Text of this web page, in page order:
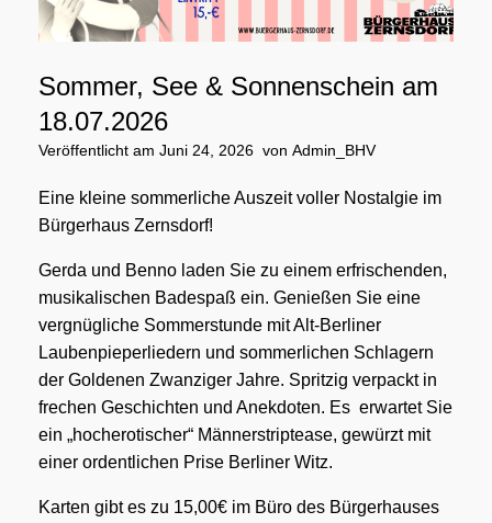
Sommer, See & Sonnenschein am
18.07.2026
Veröffentlicht am Juni 24, 2026 von Admin_BHV
Eine kleine sommerliche Auszeit voller Nostalgie im
Bürgerhaus Zernsdorf!
Gerda und Benno laden Sie zu einem erfrischenden,
musikalischen Badespaß ein. Genießen Sie eine
vergnügliche Sommerstunde mit Alt-Berliner
Laubenpieperliedern und sommerlichen Schlagern
der Goldenen Zwanziger Jahre. Spritzig verpackt in
frechen Geschichten und Anekdoten. Es erwartet Sie
ein „hocherotischer“ Männerstriptease, gewürzt mit
einer ordentlichen Prise Berliner Witz.
Karten gibt es zu 15,00€ im Büro des Bürgerhauses